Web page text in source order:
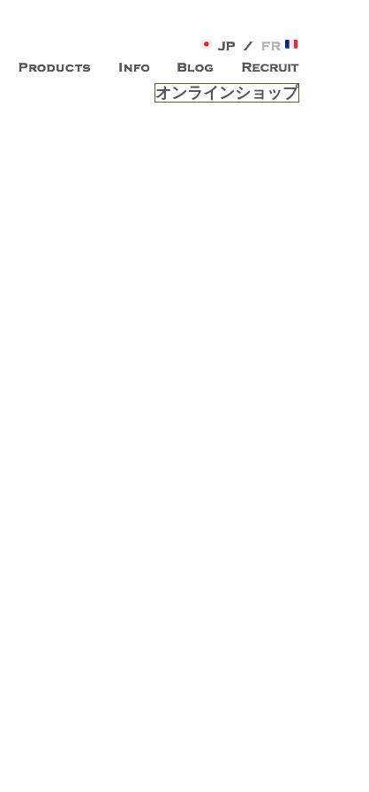
、 内面から輝く美をトー
ン。お客様のもつ「自らしい美しさ」を追求し、未来の
供する総合エステサロンです。
オンラインショップ